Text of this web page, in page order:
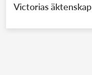
Victorias äktenskap